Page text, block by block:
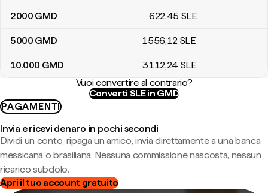
2000 GMD 622,45 SLE
5000 GMD 1556,12 SLE
10.000 GMD 3112,24 SLE
Vuoi convertire al contrario?
Converti SLE in GMD
PAGAMENTI
Invia e ricevi denaro in pochi secondi
Dividi un conto, ripaga un amico, invia direttamente a una banca
messicana o brasiliana. Nessuna commissione nascosta, nessun
ricarico subdolo.
Apri il tuo account gratuito